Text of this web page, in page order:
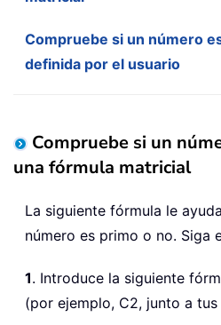
Compruebe si un número
definida por el usuario
Compruebe si un
una fórmula matricial
La siguiente fórmula le
número es primo o no. Siga
1. Introduce la siguiente
(por ejemplo, C2, junto a